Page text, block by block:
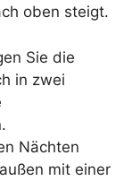
oben steigt.
Sie die
in zwei
Nächten
mit einer